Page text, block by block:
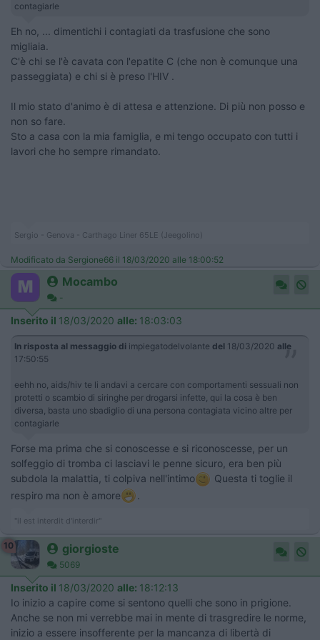
contagiarle
Eh no, ... dimentichi i contagiati da trasfusione che sono
migliaia.
C'è chi se l'è cavata con l'epatite C (che non è comunque una
passeggiata) e chi si è preso l'HIV .
Il mio stato d'animo è di attesa e attenzione. Di più non posso e
non so fare.
Sto a casa con la mia famiglia, e mi tengo occupato con tutti i
lavori che ho sempre rimandato.
Sergio - Genova - Carthago Liner 65LE (Jeegolino)
Modificato da Sergione66 il 18/03/2020 alle 18:00:52
Mocambo
-
Inserito il 18/03/2020 alle: 18:03:03
In risposta al messaggio di impiegatodelvolante del 18/03/2020 alle
17:50:55
eehh no, aids/hiv te li andavi a cercare con comportamenti sessuali non
protetti o scambio di siringhe per drogarsi infette, qui la cosa è ben
diversa, basta uno sbadiglio di una persona contagiata vicino altre per
contagiarle
Forse ma prima che si conoscesse e si riconoscesse, per un
solfeggio di tromba ci lasciavi le penne sicuro, era ben più
subdola la malattia, ti colpiva nell'intimo
Questa ti toglie il
respiro ma non è amore
.
"il est interdit d'interdir"
10 giorgioste
5069
Inserito il 18/03/2020 alle: 18:12:13
Io inizio a capire come si sentono quelli che sono in prigione.
Anche se non mi verrebbe mai in mente di trasgredire le norme,
inizio a essere insofferente per la mancanza di libertà di